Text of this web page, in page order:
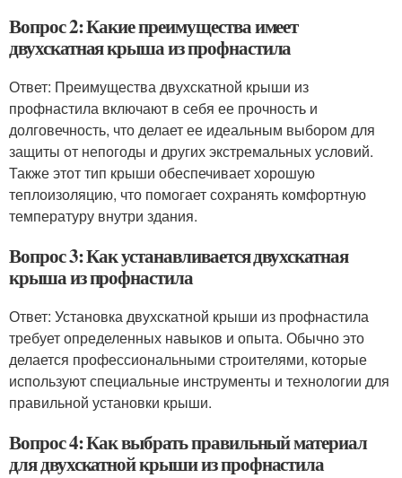
Вопрос 2: Какие преимущества имеет
двухскатная крыша из профнастила
Ответ: Преимущества двухскатной крыши из
профнастила включают в себя ее прочность и
долговечность, что делает ее идеальным выбором для
защиты от непогоды и других экстремальных условий.
Также этот тип крыши обеспечивает хорошую
теплоизоляцию, что помогает сохранять комфортную
температуру внутри здания.
Вопрос 3: Как устанавливается двухскатная
крыша из профнастила
Ответ: Установка двухскатной крыши из профнастила
требует определенных навыков и опыта. Обычно это
делается профессиональными строителями, которые
используют специальные инструменты и технологии для
правильной установки крыши.
Вопрос 4: Как выбрать правильный материал
для двухскатной крыши из профнастила